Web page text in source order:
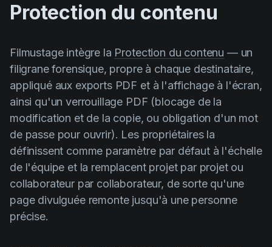
Protection du contenu
Filmustage intègre la Protection du contenu — un
filigrane forensique, propre à chaque destinataire,
appliqué aux exports PDF et à l'affichage à l'écran,
ainsi qu'un verrouillage PDF (blocage de la
modification et de la copie, ou obligation d'un mot
de passe pour ouvrir). Les propriétaires la
définissent comme paramètre par défaut à l'échelle
de l'équipe et la remplacent projet par projet ou
collaborateur par collaborateur, de sorte qu'une
page divulguée remonte jusqu'à une personne
précise.